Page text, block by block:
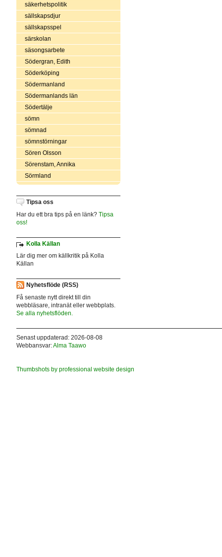
säkerhetspolitik
sällskapsdjur
sällskapsspel
särskolan
säsongsarbete
Södergran, Edith
Söderköping
Södermanland
Södermanlands län
Södertälje
sömn
sömnad
sömnstörningar
Sören Olsson
Sörenstam, Annika
Sörmland
Tipsa oss
Har du ett bra tips på en länk? Tipsa
oss!
Kolla Källan
Lär dig mer om källkritik på Kolla
Källan
Nyhetsflöde (RSS)
Få senaste nytt direkt till din
webbläsare, intranät eller webbplats.
Se alla nyhetsflöden.
Senast uppdaterad: 2026-08-08
Webbansvar:Alma Taawo
Thumbshots by professional website design